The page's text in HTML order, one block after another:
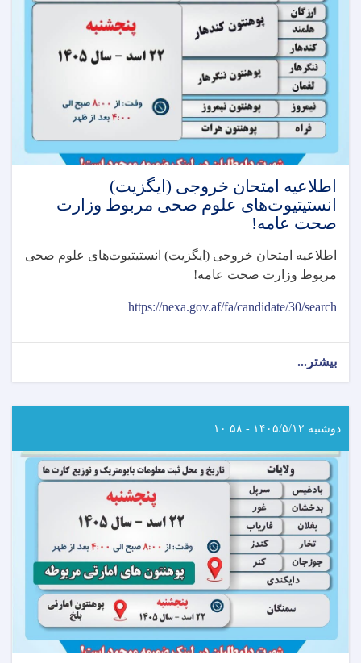
اطلاعیه امتحان خروجی (ایگزیت)
انستیتیوت‌های علوم صحی مربوط وزارت
صحت عامه!
اطلاعیه امتحان خروجی (ایگزیت) انستیتیوت‌های علوم صحی
مربوط وزارت صحت عامه!
https://nexa.gov.af/fa/candidate/30/search
بیشتر...
خروجی
(ایگزیت)
علوم
صحی
مربوط
وزارت
صحت
عامه!
دوشنبه ۱۴۰۵/۵/۱۲ - ۱۰:۵۸